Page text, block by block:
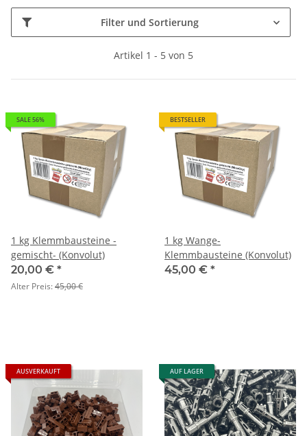
Filter und Sortierung
Artikel 1 - 5 von 5
SALE 56%
1 kg Klemmbausteine -
gemischt- (Konvolut)
20,00 € *
Alter Preis:45,00 €
BESTSELLER
1 kg Wange-
Klemmbausteine (Konvolut)
45,00 € *
AUSVERKAUFT AUF LAGER